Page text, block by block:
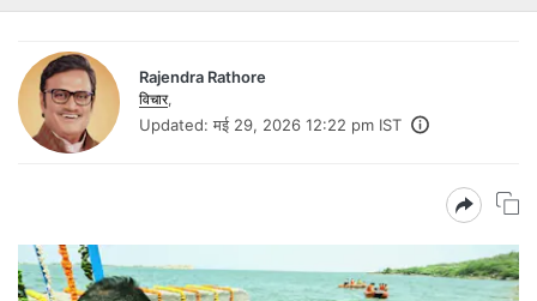
Rajendra Rathore
विचार,
Updated: मई 29, 2026 12:22 pm IST